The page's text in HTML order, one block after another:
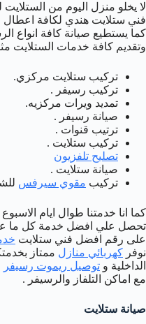
لا يخلو منزل اليوم من
فني ستلايت هندي لكافة اعطال
كما يستطيع صيانة كافة انواع
وتقديم كافة خدمات الستلايت
تركيب ستلايت مركزي.
تركيب رسيفر .
تمديد ويرات مركزيه.
صيانة رسيفر .
ترتيب قنوات .
تركيب ستلايت .
تصليح تلفزيون
صيانة ستلايت .
تركيب مقوي سيرفس
كما انا خدمتنا طوال ايام
تحصل علي افضل خدمة كل ما
على رقم افضل فني ستلايت
نوفر كهربائي منازل ممتاز
الداخلية و توصيل ريموت رسيفر
مع اماكن التلفاز والرسيفر .
صيانة ستلايت